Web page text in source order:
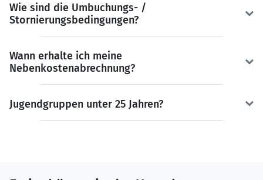
Wie sind die Umbuchungs- /
Stornierungsbedingungen?
Wann erhalte ich meine
Nebenkostenabrechnung?
Jugendgruppen unter 25 Jahren?